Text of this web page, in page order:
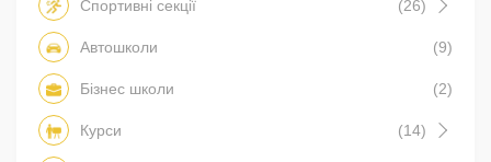
Спортивні секції (26)
Автошколи (9)
Бізнес школи (2)
Курси (14)